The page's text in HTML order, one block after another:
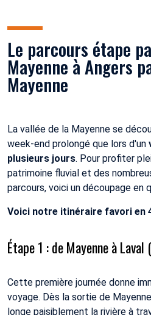
Le parcours étape
Mayenne à Angers
Mayenne
La vallée de la Mayenne se
week-end prolongé que lors d'un
plusieurs jours. Pour profiter
patrimoine fluvial et des
parcours, voici un découpage en
Voici notre itinéraire favori en
Étape 1 : de Mayenne à
Cette première journée donne
voyage. Dès la sortie de
longe paisiblement la rivière à